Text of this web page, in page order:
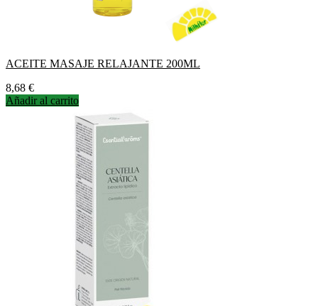
ACEITE MASAJE RELAJANTE 200ML
Precio
8,68 €
Añadir al carrito